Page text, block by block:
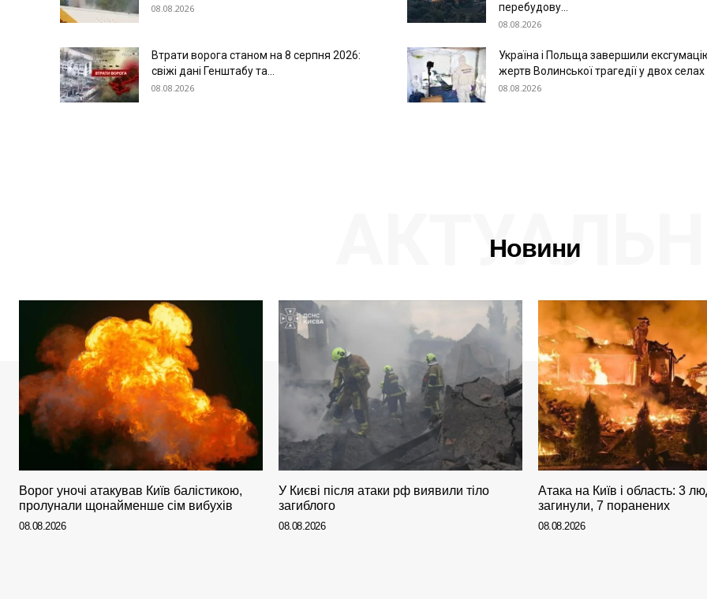
08.08.2026
перебудову...
08.08.2026
Втрати ворога станом на 8 серпня 2026:
свіжі дані Генштабу та...
08.08.2026
Україна і Польща завершили
жертв Волинської трагедії у двох селах
08.08.2026
Новини
Ворог уночі атакував Київ балістикою,
пролунали щонайменше сім вибухів
08.08.2026
У Києві після атаки рф виявили тіло
загиблого
08.08.2026
Атака на Київ і область: 3
загинули, 7 поранених
08.08.2026